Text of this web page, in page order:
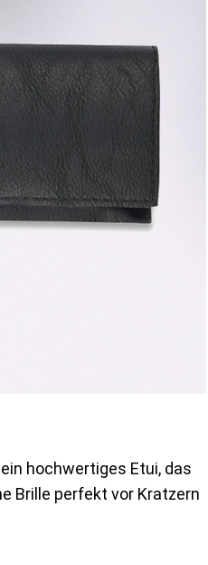
hochwertiges Etui, das
Brille perfekt vor Kratzern